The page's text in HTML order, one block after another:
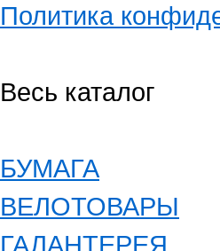
Политика
Весь каталог
БУМАГА
ВЕЛОТОВАРЫ
ГАЛАНТЕРЕЯ